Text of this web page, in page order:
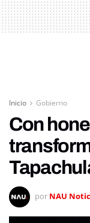
Inicio Gobierno
Con
por NAU